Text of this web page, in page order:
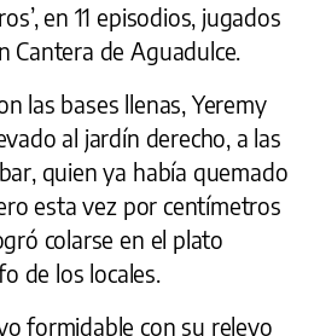
en 11 episodios, jugados
Cantera de Aguadulce.
las bases llenas, Yeremy
al jardín derecho, a las
quien ya había quemado
esta vez por centímetros
colarse en el plato
de los locales.
formidable con su relevo